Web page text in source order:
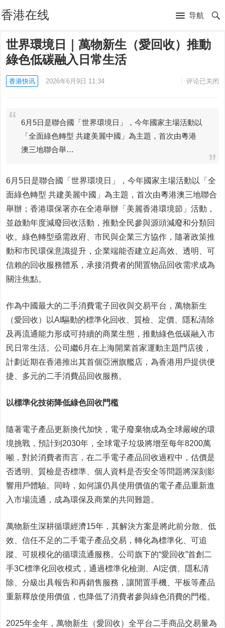
香港在线 导航
世界環境日｜萬物新生（愛回收）推動
綠色低碳融入日常生活
香港快讯 2026年6月9日 11:34 评论已关闭
6月5日是聯合國「世界環境日」，今年國家主場活動以
「全面綠色轉型 共建美麗中國」為主題，首次由粵港
澳三地聯合舉…
6月5日是聯合國「世界環境日」，今年國家主場活動以「全
面綠色轉型 共建美麗中國」為主題，首次由粵港澳三地聯合
舉辦；香港環保署亦在全港舉辦「美麗香港環境節」活動，
並啟動年度減廢回收活動，推動全民參與源頭減廢和分類回
收。綠色轉型亟需政府、市民與企業三方協作，隨著政策推
動和市民環保意識提升，企業端能否建立起高效、透明、可
信賴的回收服務體系，承接消費者的閒置物品回收需求成為
關注焦點。
作為中國最大的二手消費電子回收與交易平台，萬物新生
（愛回收）以AI驅動的標準化回收、質檢、定價、隱私清除
及再流通能力形成可持續的商業生態，推動綠色低碳融入市
民日常生活。公司繼6月在上海開業首家運動主題門店後，
計劃近期在香港推出其首個亞洲旗艦店，為香港用戶提供便
捷、多元的二手消費品回收服務。
以標準化技術降低綠色回收門檻
隨著電子產品更新換代加快，電子廢棄物成為全球嚴峻的環
境挑戰，預計到2030年，全球電子垃圾將增至每年8200萬
噸，對於消費者而言，在二手電子產品回收過程中，估價是
否透明、質檢是否標準、個人資料是否安全等問題將深刻影
響用戶體驗。同時，如何讓仍具使用價值的電子產品重新進
入市場流通，成為環保及商業的共同難題。
萬物新生深耕循環經濟15年，其解決方案是將此前分散、低
效、信任不足的二手電子產品交易，轉化為標準化、可追
蹤、可規模化的循環流通服務。公司旗下的“愛回收”首創二
手3C標準化回收模式，通過標準化檢測、AI定價、隱私清
除、分級出具報告和再銷售服務，讓閒置手機、平板等產品
重新釋放使用價值，也降低了消費者參與綠色消費的門檻。
2025年全年，萬物新生（愛回收）全平台二手商品交易量為